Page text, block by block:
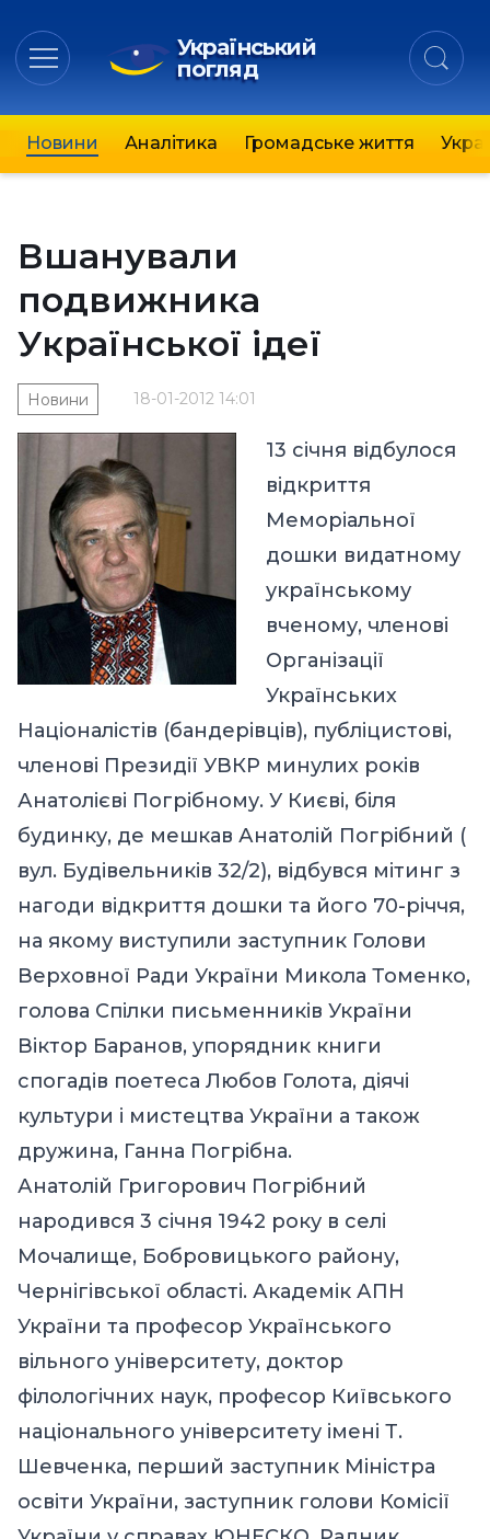
Український
погляд
Новини Аналітика Громадське життя
Вшанували
подвижника
Української ідеї
18-01-2012 14:01
Новини
13 січня відбулося
відкриття
Меморіальної
дошки видатному
українському
вченому, членові
Організації
Українських
Націоналістів (бандерівців), публіцистові,
членові Президії УВКР минулих років
Анатолієві Погрібному. У Києві, біля
будинку, де мешкав Анатолій Погрібний (
вул. Будівельників 32/2), відбувся мітинг з
нагоди відкриття дошки та його 70-річчя,
на якому виступили заступник Голови
Верховної Ради України Микола Томенко,
голова Спілки письменників України
Віктор Баранов, упорядник книги
спогадів поетеса Любов Голота, діячі
культури і мистецтва України а також
дружина, Ганна Погрібна.
Анатолій Григорович Погрібний
народився 3 січня 1942 року в селі
Мочалище, Бобровицького району,
Чернігівської області. Академік АПН
України та професор Українського
вільного університету, доктор
філологічних наук, професор Київського
національного університету імені Т.
Шевченка, перший заступник Міністра
освіти України, заступник голови Комісії